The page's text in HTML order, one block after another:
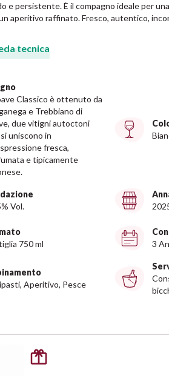
e persistente. È il compagno ideale per
aperitivo raffinato. Fresco, autentico,
tecnica
Classico è ottenuto da
e Trebbiano di
due vitigni autoctoni
uniscono in
fresca,
e tipicamente
Vol.
750 ml
3
Aperitivo, Pesce